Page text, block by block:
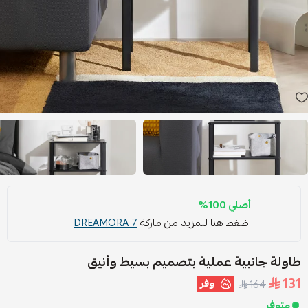
أصلي 100%
اضغط هنا للمزيد من ماركةDREAMORA 7
طاولة جانبية عملية بتصميم بسيط وأنيق
131
164 وفر